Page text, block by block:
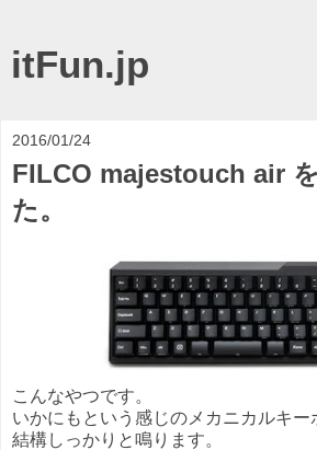
itFun.jp
2016/01/24
FILCO majestouch air
た。
こんなやつです。
いかにもという感じのメカニカルキ
結構しっかりと鳴ります。